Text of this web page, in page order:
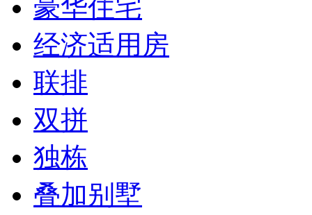
豪华住宅
经济适用房
联排
双拼
独栋
叠加别墅